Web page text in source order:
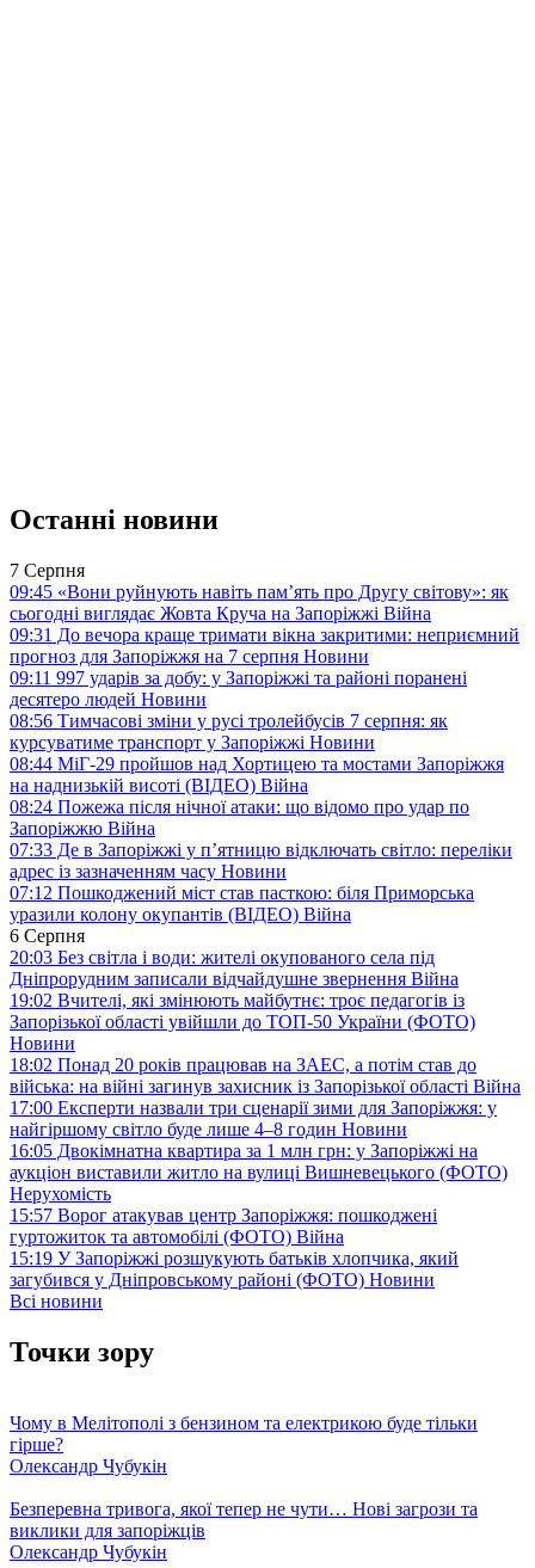
Останні новини
7 Серпня
09:45 «Вони руйнують навіть пам’ять про Другу світову»: як
сьогодні виглядає Жовта Круча на Запоріжжі Війна
09:31 До вечора краще тримати вікна закритими: неприємний
прогноз для Запоріжжя на 7 серпня Новини
09:11 997 ударів за добу: у Запоріжжі та районі поранені
десятеро людей Новини
08:56 Тимчасові зміни у русі тролейбусів 7 серпня: як
курсуватиме транспорт у Запоріжжі Новини
08:44 МіГ-29 пройшов над Хортицею та мостами Запоріжжя
на наднизькій висоті (ВІДЕО) Війна
08:24 Пожежа після нічної атаки: що відомо про удар по
Запоріжжю Війна
07:33 Де в Запоріжжі у п’ятницю відключать світло: переліки
адрес із зазначенням часу Новини
07:12 Пошкоджений міст став пасткою: біля Приморська
уразили колону окупантів (ВІДЕО) Війна
6 Серпня
20:03 Без світла і води: жителі окупованого села під
Дніпрорудним записали відчайдушне звернення Війна
19:02 Вчителі, які змінюють майбутнє: троє педагогів із
Запорізької області увійшли до ТОП-50 України (ФОТО)
Новини
18:02 Понад 20 років працював на ЗАЕС, а потім став до
війська: на війні загинув захисник із Запорізької області Війна
17:00 Експерти назвали три сценарії зими для Запоріжжя: у
найгіршому світло буде лише 4–8 годин Новини
16:05 Двокімнатна квартира за 1 млн грн: у Запоріжжі на
аукціон виставили житло на вулиці Вишневецького (ФОТО)
Нерухомість
15:57 Ворог атакував центр Запоріжжя: пошкоджені
гуртожиток та автомобілі (ФОТО) Війна
15:19 У Запоріжжі розшукують батьків хлопчика, який
загубився у Дніпровському районі (ФОТО) Новини
Всі новини
Точки зору
Чому в Мелітополі з бензином та електрикою буде тільки
гірше?
Олександр Чубукін
Безперевна тривога, якої тепер не чути… Нові загрози та
виклики для запоріжців
Олександр Чубукін